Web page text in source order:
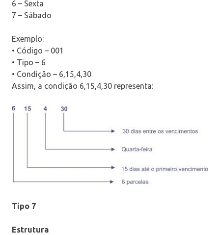
6 – Sexta
7 – Sábado
Exemplo:
• Código – 001
• Tipo – 6
• Condição – 6,15,4,30
Assim, a condição 6,15,4,30 representa:
Tipo 7
Estrutura